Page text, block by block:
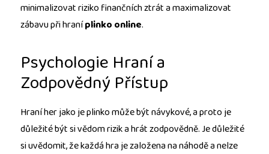
minimalizovat riziko finančních ztrát a maximalizovat
zábavu při hraníplinko online.
Psychologie Hraní a
Zodpovědný Přístup
Hraní her jako je plinko může být návykové, a proto je
důležité být si vědom rizik a hrát zodpovědně. Je důležité
si uvědomit, že každá hra je založena na náhodě a nelze